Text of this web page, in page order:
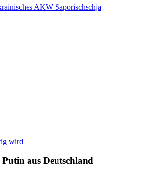
AKW Saporischschja
wird
aus Deutschland